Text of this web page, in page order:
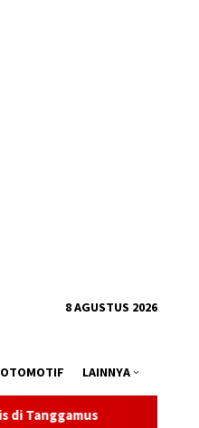
8 AGUSTUS 2026
OTOMOTIF LAINNYA
Wagub Jihan Kukuhkan